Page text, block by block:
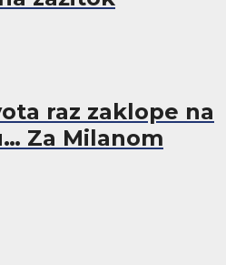
raz zaklope na
Za Milanom